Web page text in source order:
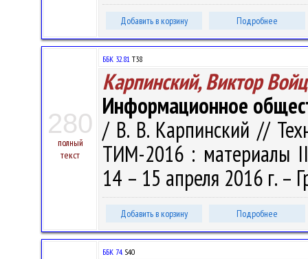
Добавить в корзину Подробнее
280
полный
текст
ББК 32.81 Т38
Карпинский, Виктор
Информационное
/ В. В. Карпинский //
ТИМ-2016 : материалы
14 – 15 апреля 2016 г. –
Добавить в корзину Подробнее
ББК 74.S40